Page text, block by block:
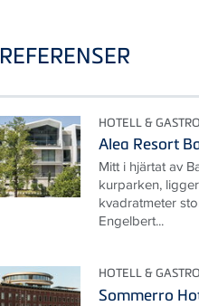
REFERENSER
HOTELL &
Alea Resort
Mitt i hjärtat av
kurparken,
kvadratmeter
Engelbert...
HOTELL &
Sommerro